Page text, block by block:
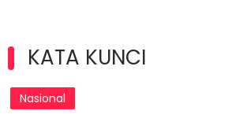
KATA KUNCI
Nasional